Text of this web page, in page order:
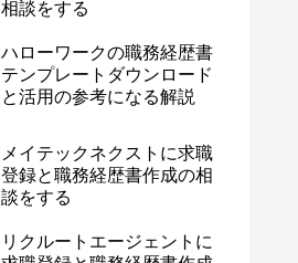
相談をする
ハローワークの職務経歴書
テンプレートダウンロード
と活用の参考になる解説
メイテックネクストに求職
登録と職務経歴書作成の相
談をする
リクルートエージェントに